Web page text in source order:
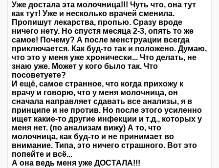
Уже достала эта молочница!!! Чуть что, она тут
как тут! Уже и несколько врачей сменила.
Пропишут лекарства, пропью. Сразу вроде
ничего нету. Но спустя месяца 2-3, опять то же
самое! Почему? А после менструации всегда
приключается. Как буд-то так и положено. Думаю,
что это у меня уже хронически... Что делать, не
знаю уже. Может у кого было так. Что
посоветуете?
И ещё, самое странное, что когда прихожу к
врачу и говорю, что у меня молочница, он
сначала направляет сдавать все анализы, я в
принципе и не против. Но после этого усиленно
ищет какие-то другие инфекции и т.д., которых у
меня нет. (по анализам вижу) А то, что
молочница, как буд-то и не принимает во
внимание. Типа, это ничего страшного. Вот это
попейте и всё...
А она ведь меня уже ДОСТАЛА!!!